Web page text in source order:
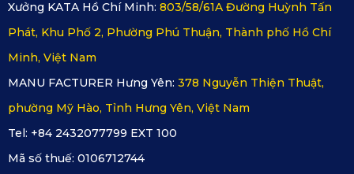
mùi, giúp không gian xe luôn sạch sẽ, thơm mát.
Hiệu ứng 3D ôm sát nội thất
Thảm 360 ô tô được sản xuất với vật liệu PVC mềm dẻo
chất lượng cao, có khả năng ôm sát từng chi tiết bề mặt sàn
xe, tạo hiệu ứng 3D đẹp mắt, góp phần làm nổi bật không
Xưởng KATA Hồ Chí Minh: 803/58/61A Đường Huỳnh Tấn
Phát, Khu Phố 2, Phường Phú Thuận, Thành phố Hồ Chí
Minh, Việt Nam
MANU FACTURER Hưng Yên: 378 Nguyễn Thiện Thuật,
phường Mỹ Hào, Tỉnh Hưng Yên, Việt Nam
Tel: +84 2432077799 EXT 100
Mã số thuế: 0106712744